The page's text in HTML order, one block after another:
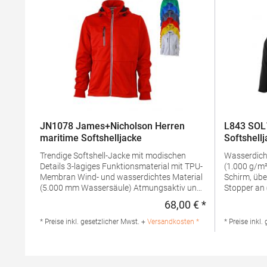
JN1078 James+Nicholson Herren
maritime Softshelljacke
Trendige Softshell-Jacke mit modischen
Details 3-lagiges Funktionsmaterial mit TPU-
Membran Wind- und wasserdichtes Material
(5.000 mm Wassersäule) Atmungsaktiv und
Zwei seitliche Taschen und eine Brusttasche
Regulärer Preis:
68,00 € *
* Preise inkl. gesetzlicher Mwst. + Versandkosten *
L843
(1.000 g/m²) Abnehmbare
Schirm,
Stopper an der
verstellbar
* Preise inkl.